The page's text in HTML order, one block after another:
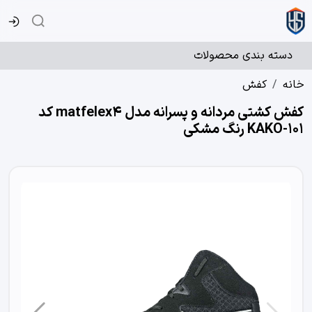
دسته بندی محصولات
خانه
کفش
کفش کشتی مردانه و پسرانه مدل matfelex4 کد
KAKO-101 رنگ مشکی